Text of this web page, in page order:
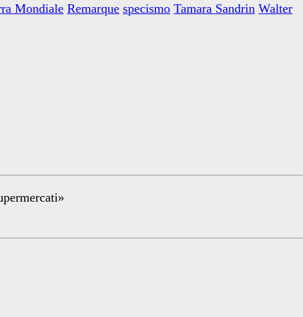
Mondiale Remarque specismo Tamara Sandrin Walter